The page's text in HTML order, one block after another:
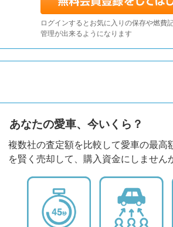
ログインするとお気に入りの保存や燃費
管理が出来るようになります
あなたの愛車、今いくら？
複数社の査定額を比較して愛車の最高
を賢く売却して、購入資金にしません